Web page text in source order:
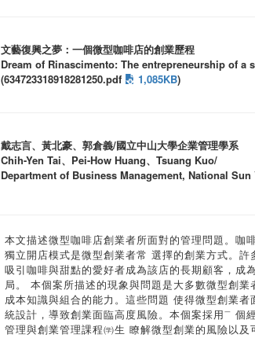
文藝復興之夢：一個微型咖啡店的創業歷程
Dream of Rinascimento: The entrepreneurship of a
(634723318918281250.pdf
1,085KB)
戴志言、黃北豪、郭倉義/國立中山大學企業管理學系
Chih-Yen Tai、Pei-How Huang、Tsuang Kuo/
Department of Business Management, National
本文描述微型咖啡店創業者所面對的管理問題。咖
獨立開店模式是微型創業者常 選擇的創業方式。
吸引咖啡與甜點的愛好者成為該店的長期顧客，成
局。 本個案所描述的現象與問題是大多數微型創
成本知識與組合的能力。這些問題 使得微型創業
統設計，導致創業面臨高度風險。本個案採用㆒個
管理與創業管理課程㈻生 瞭解微型創業的風險以及